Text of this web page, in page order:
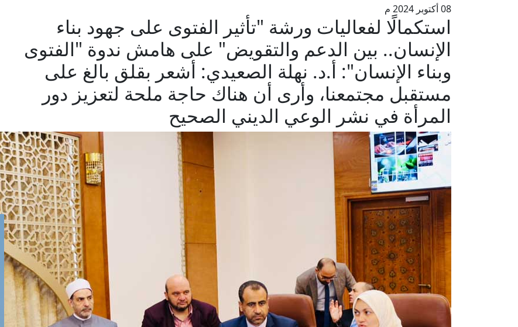
08 أكتوبر 2024 م
استكمالًا لفعاليات ورشة "تأثير الفتوى على جهود بناء
الإنسان.. بين الدعم والتقويض" على هامش ندوة "الفتوى
وبناء الإنسان": أ.د. نهلة الصعيدي: أشعر بقلق بالغ على
مستقبل مجتمعنا، وأرى أن هناك حاجة ملحة لتعزيز دور
المرأة في نشر الوعي الديني الصحيح